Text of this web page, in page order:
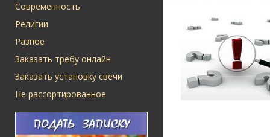
Современность
Религии
Разное
Заказать требу онлайн
Заказать установку свечи
Не рассортированное